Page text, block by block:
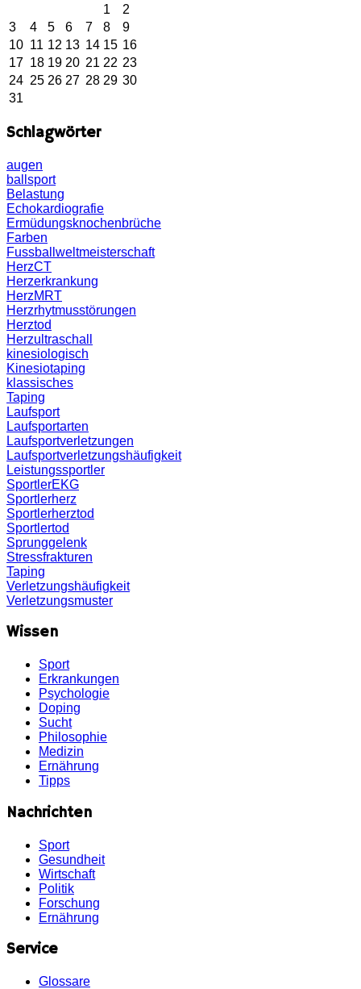
1
2
3
4 5 6 7 8
9
10 11 12 13 14 15 16
17 18 19 20 21 22 23
24 25 26 27 28 29 30
31
Schlagwörter
augen
ballsport
Belastung
Echokardiografie
Ermüdungsknochenbrüche
Farben
Fussballweltmeisterschaft
HerzCT
Herzerkrankung
HerzMRT
Herzrhytmusstörungen
Herztod
Herzultraschall
kinesiologisch
Kinesiotaping
klassisches
Taping
Laufsport
Laufsportarten
Laufsportverletzungen
Laufsportverletzungshäufigkeit
Leistungssportler
SportlerEKG
Sportlerherz
Sportlerherztod
Sportlertod
Sprunggelenk
Stressfrakturen
Taping
Verletzungshäufigkeit
Verletzungsmuster
Wissen
Sport
Erkrankungen
Psychologie
Doping
Sucht
Philosophie
Medizin
Ernährung
Tipps
Nachrichten
Sport
Gesundheit
Wirtschaft
Politik
Forschung
Ernährung
Service
Glossare